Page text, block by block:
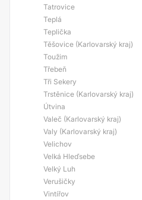
Tatrovice
Teplá
Teplička
Těšovice (Karlovarský kraj)
Toužim
Třebeň
Tři Sekery
Trstěnice (Karlovarský kraj)
Útvina
Valeč (Karlovarský kraj)
Valy (Karlovarský kraj)
Velichov
Velká Hleďsebe
Velký Luh
Verušičky
Vintířov